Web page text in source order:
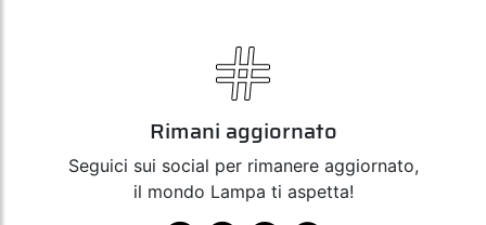
Rimani aggiornato
Seguici sui social per rimanere aggiornato,
il mondo Lampa ti aspetta!